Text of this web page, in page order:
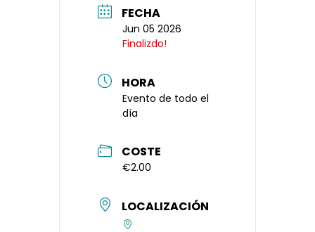
FECHA
Jun 05 2026
Finalizdo!
HORA
Evento de todo el
día
COSTE
€2.00
LOCALIZACIÓN